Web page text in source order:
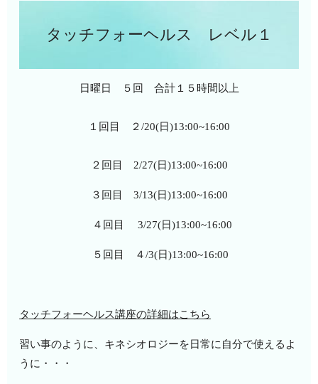
タッチフォーヘルス レベル１
日曜日 ５回 合計１５時間以上
１回目 ２/20(日)13:00~16:00
２回目 2/27(日)13:00~16:00
３回目 3/13(日)13:00~16:00
４回目 3/27(日)13:00~16:00
５回目 ４/3(日)13:00~16:00
タッチフォーヘルス講座の詳細はこちら
習い事のように、キネシオロジーを日常に自分で使えるよ
うに・・・